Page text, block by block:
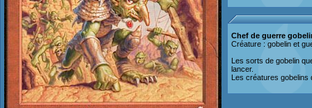
Chef de guerre
Créature : gobelin et
Les sorts de gobelin
lancer.
Les créatures gobelins